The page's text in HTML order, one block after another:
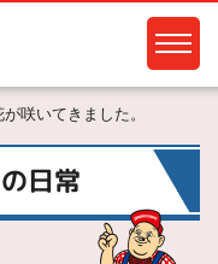
が咲いてきました。
日常